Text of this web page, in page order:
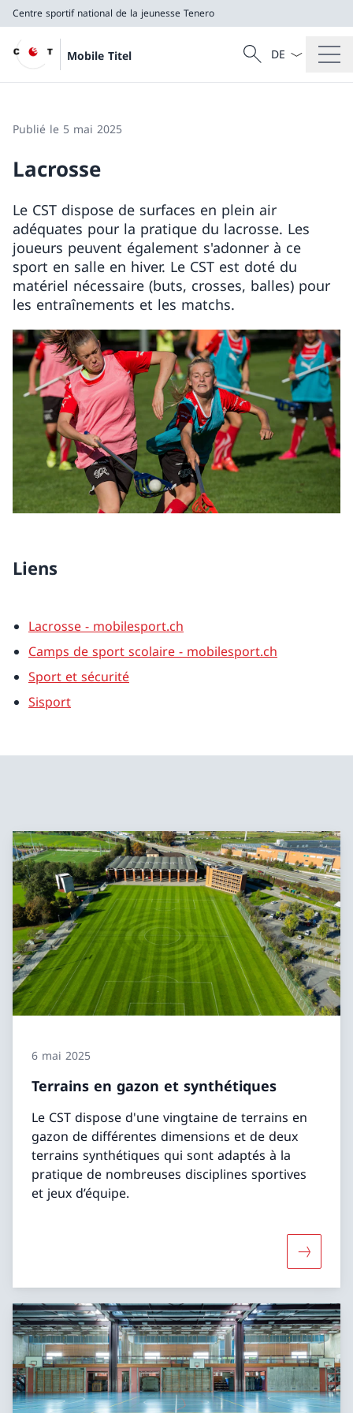
Centre sportif national de la jeunesse Tenero
Mobile Titel
Recherche
Recherche
La langue
Publié le 5 mai 2025
Lacrosse
Le CST dispose de surfaces en plein air
adéquates pour la pratique du lacrosse. Les
joueurs peuvent également s'adonner à ce
sport en salle en hiver. Le CST est doté du
matériel nécessaire (buts, crosses, balles) pour
les entraînements et les matchs.
Liens
Lacrosse - mobilesport.ch
Camps de sport scolaire - mobilesport.ch
Sport et sécurité
Sisport
6 mai 2025
Terrains en gazon et synthétiques
Le CST dispose d'une vingtaine de terrains en
gazon de différentes dimensions et de deux
terrains synthétiques qui sont adaptés à la
pratique de nombreuses disciplines sportives
et jeux d’équipe.